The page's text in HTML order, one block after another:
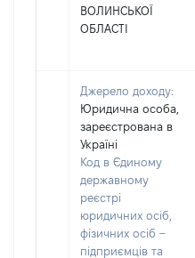
ВОЛИНСЬКОЇ
ОБЛАСТІ
Джерело доходу:
Юридична особа,
зареєстрована в
Україні
Код в Єдиному
державному
реєстрі
юридичних осіб,
фізичних осіб –
підприємців та